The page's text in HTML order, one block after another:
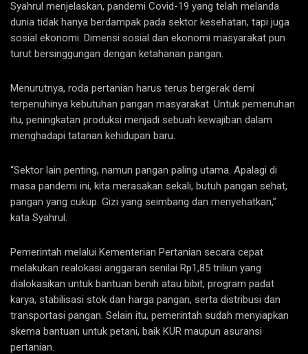
Syahrul menjelaskan, pandemi Covid-19 yang telah melanda
dunia tidak hanya berdampak pada sektor kesehatan, tapi juga
sosial ekonomi. Dimensi sosial dan ekonomi masyarakat pun
turut bersinggungan dengan ketahanan pangan.
Menurutnya, roda pertanian harus terus bergerak demi
terpenuhinya kebutuhan pangan masyarakat. Untuk pemenuhan
itu, peningkatan produksi menjadi sebuah kewajiban dalam
menghadapi tatanan kehidupan baru.
“Sektor lain penting, namun pangan paling utama. Apalagi di
masa pandemi ini, kita merasakan sekali, butuh pangan sehat,
pangan yang cukup. Gizi yang seimbang dan menyehatkan,”
kata Syahrul.
Pemerintah melalui Kementerian Pertanian secara cepat
melakukan realokasi anggaran senilai Rp1,85 triliun yang
dialokasikan untuk bantuan benih atau bibit, program padat
karya, stabilisasi stok dan harga pangan, serta distribusi dan
transportasi pangan. Selain itu, pemerintah sudah menyiapkan
skema bantuan untuk petani, baik KUR maupun asuransi
pertanian.